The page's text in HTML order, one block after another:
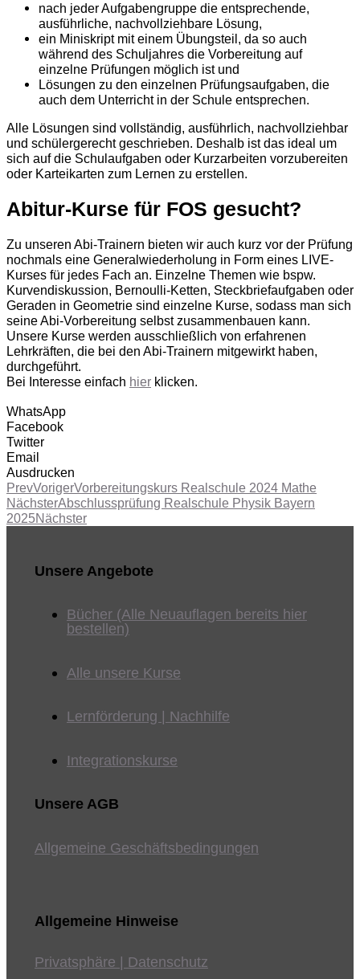
nach jeder Aufgabengruppe die entsprechende,
ausführliche, nachvollziehbare Lösung,
ein Miniskript mit einem Übungsteil, da so auch
während des Schuljahres die Vorbereitung auf
einzelne Prüfungen möglich ist und
Lösungen zu den einzelnen Prüfungsaufgaben, die
auch dem Unterricht in der Schule entsprechen.
Alle Lösungen sind vollständig, ausführlich, nachvollziehbar
und schülergerecht geschrieben. Deshalb ist das ideal um
sich auf die Schulaufgaben oder Kurzarbeiten vorzubereiten
oder Karteikarten zum Lernen zu erstellen.
Abitur-Kurse für FOS gesucht?
Zu unseren Abi-Trainern bieten wir auch kurz vor der Prüfung
nochmals eine Generalwiederholung in Form eines LIVE-
Kurses für jedes Fach an. Einzelne Themen wie bspw.
Kurvendiskussion, Bernoulli-Ketten, Steckbriefaufgaben oder
Geraden in Geometrie sind einzelne Kurse, sodass man sich
seine Abi-Vorbereitung selbst zusammenbauen kann.
Unsere Kurse werden ausschließlich von erfahrenen
Lehrkräften, die bei den Abi-Trainern mitgewirkt haben,
durchgeführt.
Bei Interesse einfach hier klicken.
WhatsApp
Facebook
Twitter
Email
Ausdrucken
PrevVorigerVorbereitungskurs Realschule 2024 Mathe
NächsterAbschlussprüfung Realschule Physik Bayern
2025Nächster
Unsere Angebote
Bücher (Alle Neuauflagen bereits hier
bestellen)
Alle unsere Kurse
Lernförderung | Nachhilfe
Integrationskurse
Unsere AGB
Allgemeine Geschäftsbedingungen
Allgemeine Hinweise
Privatsphäre | Datenschutz